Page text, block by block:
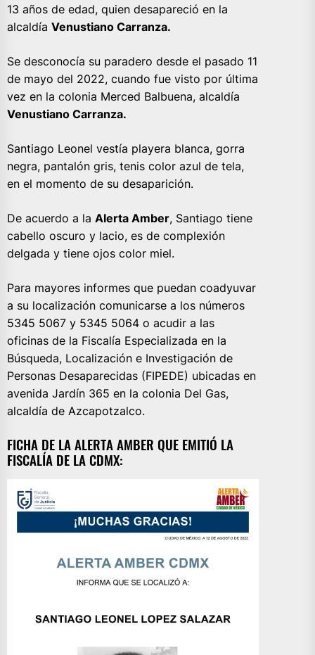
13 años de edad, quien desapareció en la
alcaldía Venustiano Carranza.
Se desconocía su paradero desde el pasado 11
de mayo del 2022, cuando fue visto por última
vez en la colonia Merced Balbuena, alcaldía
Venustiano Carranza.
Santiago Leonel vestía playera blanca, gorra
negra, pantalón gris, tenis color azul de tela,
en el momento de su desaparición.
De acuerdo a la Alerta Amber, Santiago tiene
cabello oscuro y lacio, es de complexión
delgada y tiene ojos color miel.
Para mayores informes que puedan coadyuvar
a su localización comunicarse a los números
5345 5067 y 5345 5064 o acudir a las
oficinas de la Fiscalía Especializada en la
Búsqueda, Localización e Investigación de
Personas Desaparecidas (FIPEDE) ubicadas en
avenida Jardín 365 en la colonia Del Gas,
alcaldía de Azcapotzalco.
FICHA DE LA ALERTA AMBER QUE EMITIÓ LA
FISCALÍA DE LA CDMX: